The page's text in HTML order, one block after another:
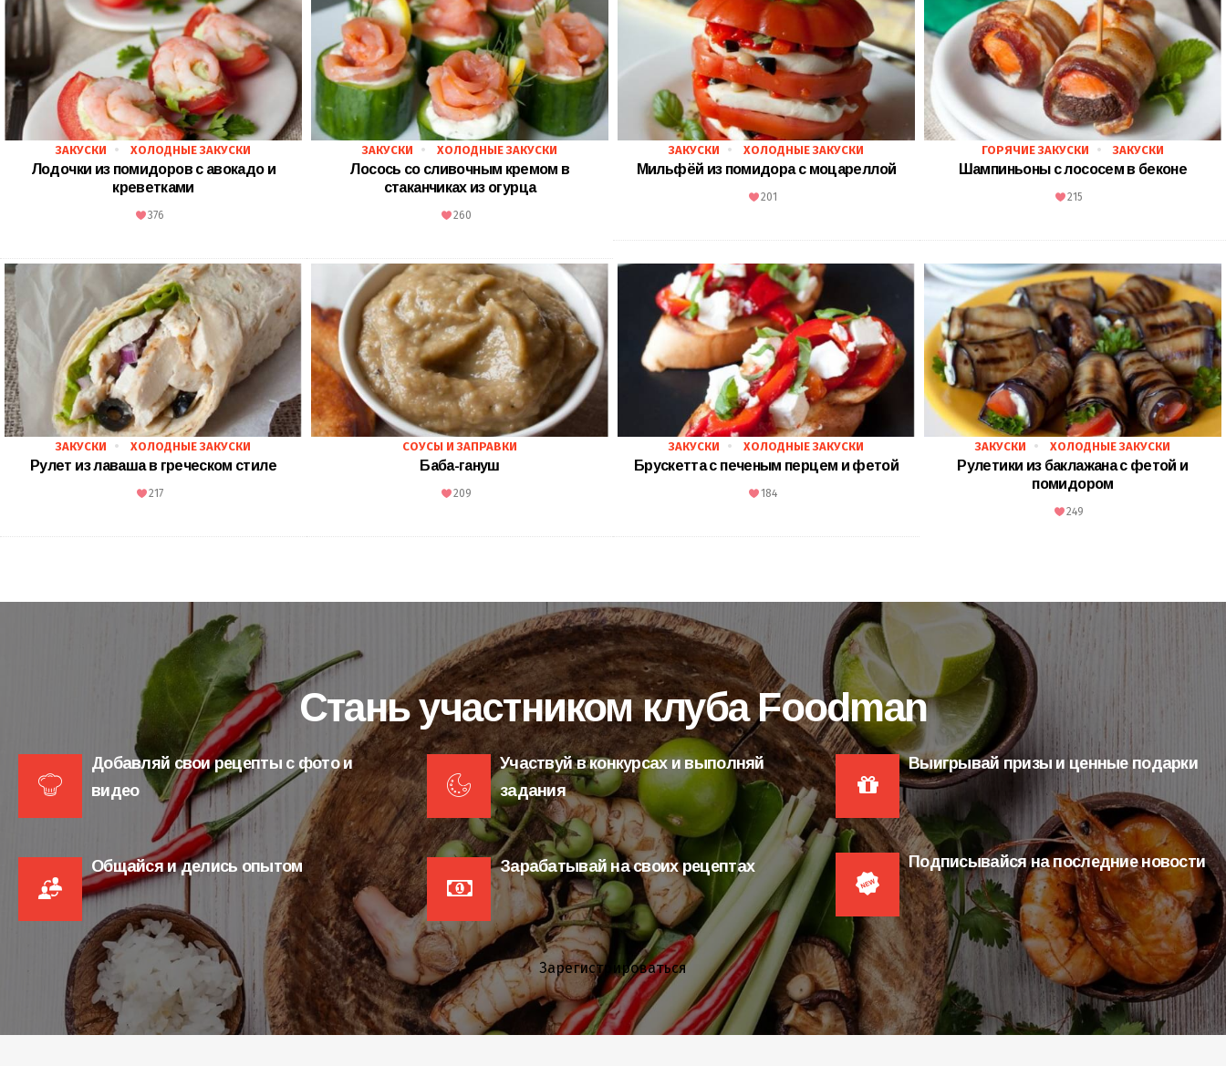
ЗАКУСКИ ХОЛОДНЫЕ ЗАКУСКИ
Лодочки из помидоров с авокадо и
креветками
376
ЗАКУСКИ ХОЛОДНЫЕ ЗАКУСКИ
Лосось со сливочным кремом в
стаканчиках из огурца
260
ЗАКУСКИ ХОЛОДНЫЕ ЗАКУСКИ
Мильфёй из помидора с моцареллой
201
ГОРЯЧИЕ ЗАКУСКИ ЗАКУСКИ
Шампиньоны с лососем в беконе
215
ЗАКУСКИ ХОЛОДНЫЕ ЗАКУСКИ
Рулет из лаваша в греческом стиле
217
СОУСЫ И ЗАПРАВКИ
Баба-гануш
209
ЗАКУСКИ ХОЛОДНЫЕ ЗАКУСКИ
Брускетта с печеным перцем и фетой
184
ЗАКУСКИ ХОЛОДНЫЕ ЗАКУСКИ
Рулетики из баклажана с фетой и
помидором
249
Стань участником клуба Foodman
Добавляй свои рецепты с фото и
видео
Общайся и делись опытом
Участвуй в конкурсах и выполняй
задания
Зарабатывай на своих рецептах
Выигрывай призы и ценные подарки
Подписывайся на последние новости
Зарегистрироваться